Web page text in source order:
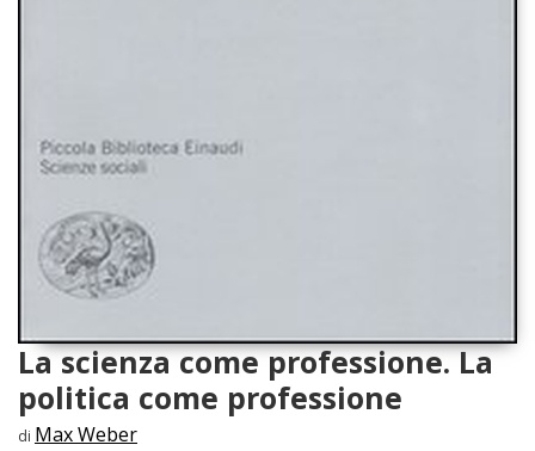
La scienza come professione. La
politica come professione
di Max Weber